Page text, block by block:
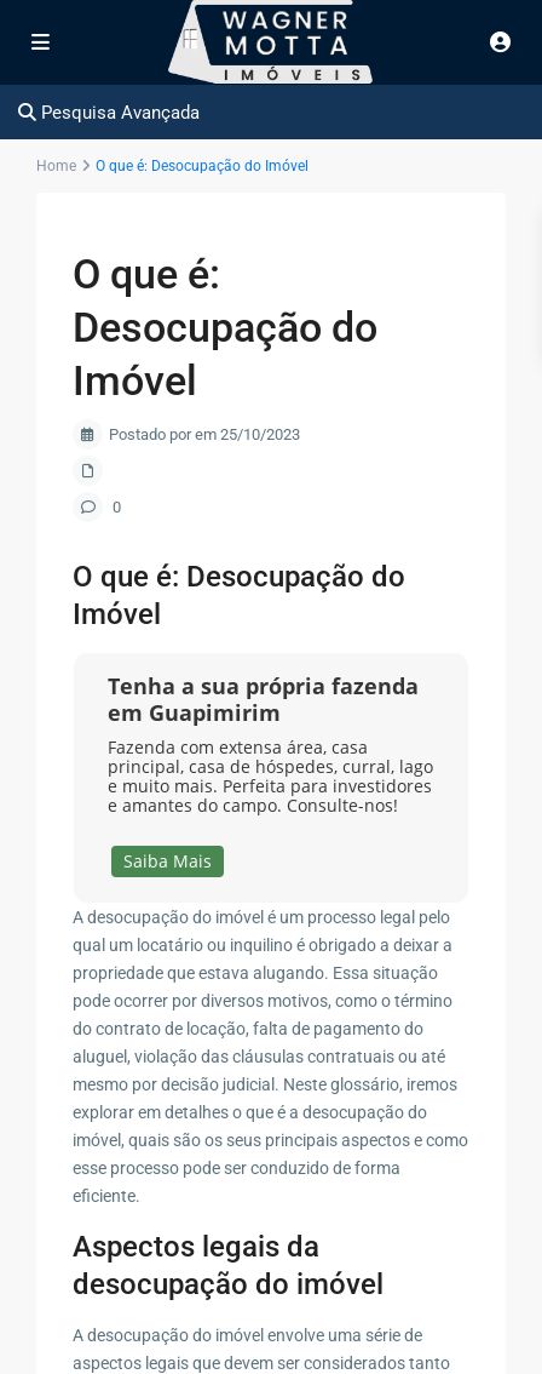
Pesquisa Avançada
Home O que é: Desocupação do Imóvel
O que é:
Desocupação do
Imóvel
Postado por em 25/10/2023
0
O que é: Desocupação do
Imóvel
Tenha a sua própria fazenda
em Guapimirim
Fazenda com extensa área, casa
principal, casa de hóspedes, curral, lago
e muito mais. Perfeita para investidores
e amantes do campo. Consulte-nos!
Saiba Mais
A desocupação do imóvel é um processo legal pelo
qual um locatário ou inquilino é obrigado a deixar a
propriedade que estava alugando. Essa situação
pode ocorrer por diversos motivos, como o término
do contrato de locação, falta de pagamento do
aluguel, violação das cláusulas contratuais ou até
mesmo por decisão judicial. Neste glossário, iremos
explorar em detalhes o que é a desocupação do
imóvel, quais são os seus principais aspectos e como
esse processo pode ser conduzido de forma
eficiente.
Aspectos legais da
desocupação do imóvel
A desocupação do imóvel envolve uma série de
aspectos legais que devem ser considerados tanto